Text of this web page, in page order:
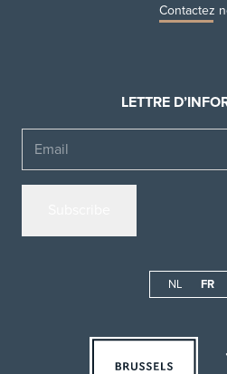
Contactez
LETTRE
NL FR